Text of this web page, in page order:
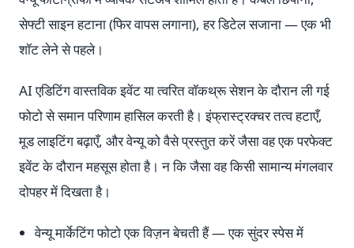
सेफ्टी साइन हटाना (फिर वापस लगाना), हर डिटेल सजाना — एक भी
शॉट लेने से पहले।
AI एडिटिंग वास्तविक इवेंट या त्वरित वॉकथ्रू सेशन के दौरान ली गई
फोटो से समान परिणाम हासिल करती है। इंफ्रास्ट्रक्चर तत्व हटाएँ,
मूड लाइटिंग बढ़ाएँ, और वेन्यू को वैसे प्रस्तुत करें जैसा वह एक परफेक्ट
इवेंट के दौरान महसूस होता है। न कि जैसा वह किसी सामान्य मंगलवार
दोपहर में दिखता है।
वेन्यू मार्केटिंग फोटो एक विज़न बेचती हैं — एक सुंदर स्पेस में